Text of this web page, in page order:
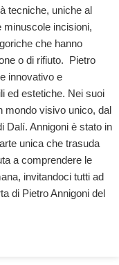
tecniche, uniche al
minuscole incisioni,
che hanno
o di rifiuto. Pietro
innovativo e
ed estetiche. Nei suoi
mondo visivo unico, dal
Dalí. Annigoni è stato in
unica che trasuda
a comprendere le
invitandoci tutti ad
di Pietro Annigoni del